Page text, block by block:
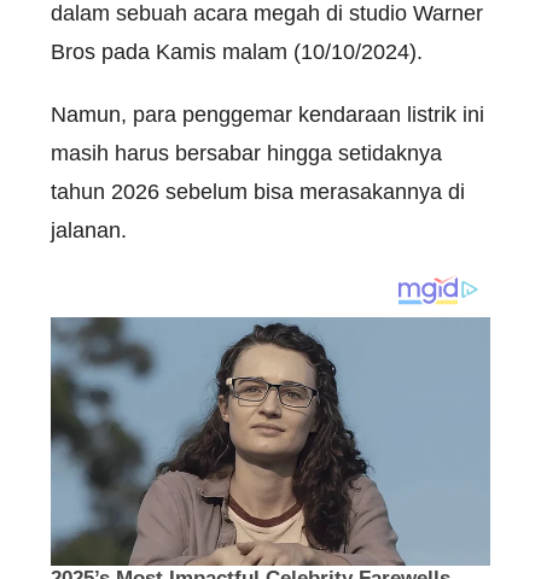
dalam sebuah acara megah di studio Warner
Bros pada Kamis malam (10/10/2024).
Namun, para penggemar kendaraan listrik ini
masih harus bersabar hingga setidaknya
tahun 2026 sebelum bisa merasakannya di
jalanan.